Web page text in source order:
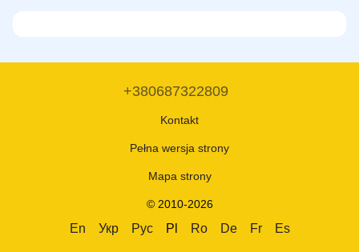
+380687322809
Kontakt
Pełna wersja strony
Mapa strony
© 2010-2026
En Укр Рус Pl Ro De Fr Es